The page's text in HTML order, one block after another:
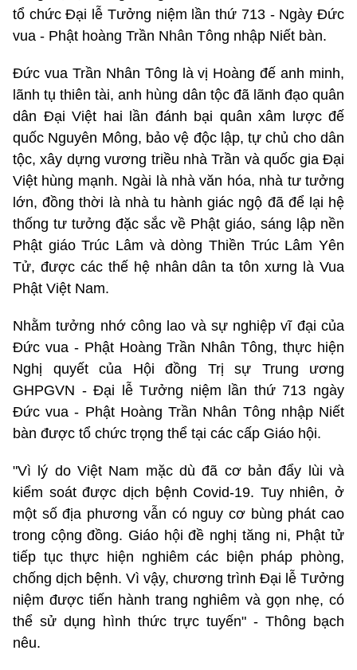
tổ chức Đại lễ Tưởng niệm lần thứ 713 - Ngày Đức
vua - Phật hoàng Trần Nhân Tông nhập Niết bàn.
Đức vua Trần Nhân Tông là vị Hoàng đế anh minh,
lãnh tụ thiên tài, anh hùng dân tộc đã lãnh đạo quân
dân Đại Việt hai lần đánh bại quân xâm lược đế
quốc Nguyên Mông, bảo vệ độc lập, tự chủ cho dân
tộc, xây dựng vương triều nhà Trần và quốc gia Đại
Việt hùng mạnh. Ngài là nhà văn hóa, nhà tư tưởng
lớn, đồng thời là nhà tu hành giác ngộ đã để lại hệ
thống tư tưởng đặc sắc về Phật giáo, sáng lập nền
Phật giáo Trúc Lâm và dòng Thiền Trúc Lâm Yên
Tử, được các thế hệ nhân dân ta tôn xưng là Vua
Phật Việt Nam.
Nhằm tưởng nhớ công lao và sự nghiệp vĩ đại của
Đức vua - Phật Hoàng Trần Nhân Tông, thực hiện
Nghị quyết của Hội đồng Trị sự Trung ương
GHPGVN - Đại lễ Tưởng niệm lần thứ 713 ngày
Đức vua - Phật Hoàng Trần Nhân Tông nhập Niết
bàn được tổ chức trọng thể tại các cấp Giáo hội.
"Vì lý do Việt Nam mặc dù đã cơ bản đẩy lùi và
kiểm soát được dịch bệnh Covid-19. Tuy nhiên, ở
một số địa phương vẫn có nguy cơ bùng phát cao
trong cộng đồng. Giáo hội đề nghị tăng ni, Phật tử
tiếp tục thực hiện nghiêm các biện pháp phòng,
chống dịch bệnh. Vì vậy, chương trình Đại lễ Tưởng
niệm được tiến hành trang nghiêm và gọn nhẹ, có
thể sử dụng hình thức trực tuyến" - Thông bạch
nêu.